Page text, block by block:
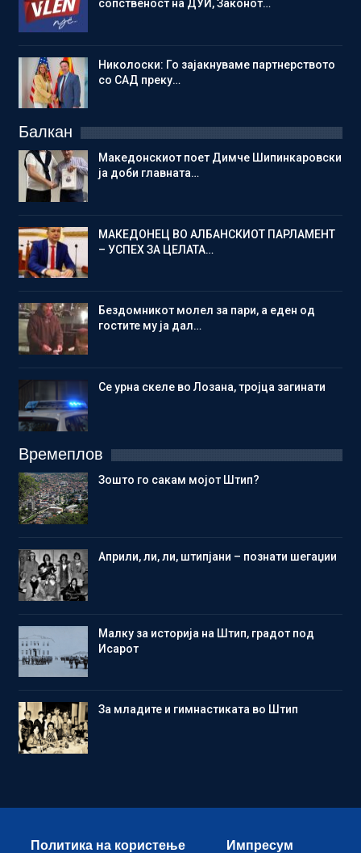
сопственост на ДУИ, Законот…
Николоски: Го зајакнуваме партнерството
со САД преку…
Балкан
Македонскиот поет Димче Шипинкаровски
ја доби главната…
МАКЕДОНЕЦ ВО АЛБАНСКИОТ ПАРЛАМЕНТ
– УСПЕХ ЗА ЦЕЛАТА…
Бездомникот молел за пари, а еден од
гостите му ја дал…
Се урна скеле во Лозана, тројца загинати
Времеплов
Зошто го сакам мојот Штип?
Aприли, ли, ли, штипјани – познати шегаџии
Малку за историја на Штип, градот под
Исарот
Зa младите и гимнастиката во Штип
Политика на користење Импресум